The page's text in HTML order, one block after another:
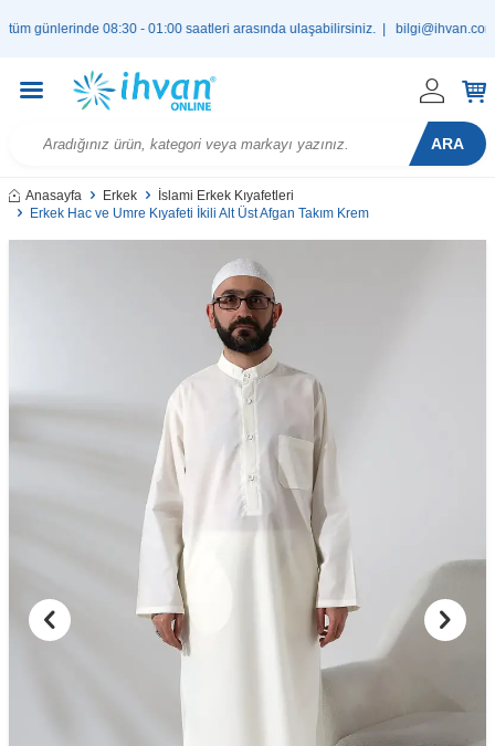
08:30 - 01:00 saatleri arasında ulaşabilirsiniz. |bilgi@ihvan.com.tr
ARA
Anasayfa Erkek
İslami Erkek Kıyafetleri
Erkek Hac ve Umre Kıyafeti İkili Alt Üst Afgan Takım Krem